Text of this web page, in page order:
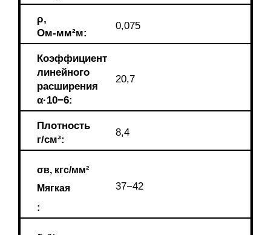
ρ,
Ом-мм²м:
0,075
Коэффициент
линейного
расширения
α·10−6:
20,7
Плотность
г/см³:
8,4
σв, кгс/мм²
Мягкая
:
37−42